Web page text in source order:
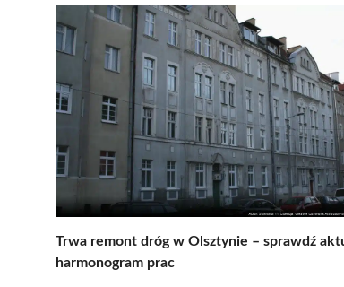
Trwa remont dróg w Olsztynie – sprawdź
harmonogram prac